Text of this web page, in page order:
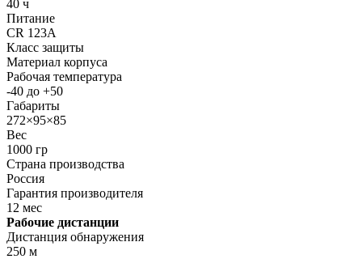
40 ч
Питание
CR 123A
Класс защиты
Материал корпуса
Рабочая температура
-40 до +50
Габариты
272×95×85
Вес
1000 гр
Страна производства
Роcсия
Гарантия производителя
12 мес
Рабочие дистанции
Дистанция обнаружения
250 м